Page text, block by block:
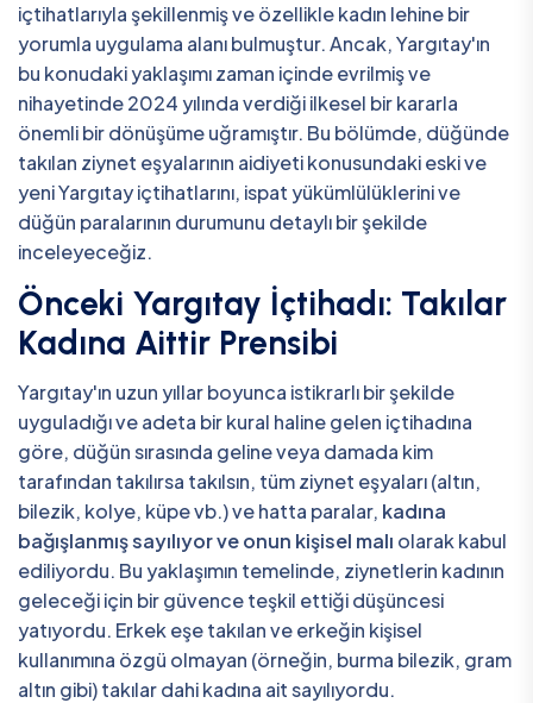
içtihatlarıyla şekillenmiş ve özellikle kadın lehine bir
yorumla uygulama alanı bulmuştur. Ancak, Yargıtay'ın
bu konudaki yaklaşımı zaman içinde evrilmiş ve
nihayetinde 2024 yılında verdiği ilkesel bir kararla
önemli bir dönüşüme uğramıştır. Bu bölümde, düğünde
takılan ziynet eşyalarının aidiyeti konusundaki eski ve
yeni Yargıtay içtihatlarını, ispat yükümlülüklerini ve
düğün paralarının durumunu detaylı bir şekilde
inceleyeceğiz.
Önceki Yargıtay İçtihadı: Takılar
Kadına Aittir Prensibi
Yargıtay'ın uzun yıllar boyunca istikrarlı bir şekilde
uyguladığı ve adeta bir kural haline gelen içtihadına
göre, düğün sırasında geline veya damada kim
tarafından takılırsa takılsın, tüm ziynet eşyaları (altın,
bilezik, kolye, küpe vb.) ve hatta paralar, kadına
bağışlanmış sayılıyor ve onun kişisel malı olarak kabul
ediliyordu. Bu yaklaşımın temelinde, ziynetlerin kadının
geleceği için bir güvence teşkil ettiği düşüncesi
yatıyordu. Erkek eşe takılan ve erkeğin kişisel
kullanımına özgü olmayan (örneğin, burma bilezik, gram
altın gibi) takılar dahi kadına ait sayılıyordu.